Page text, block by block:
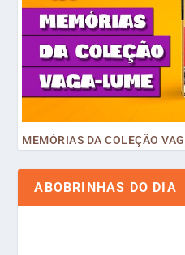
ABOBRINHAS DO DIA